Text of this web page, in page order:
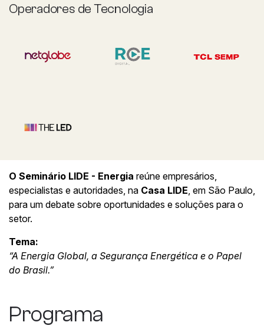
Operadores de Tecnologia
O Seminário LIDE - Energia reúne empresários,
especialistas e autoridades, na Casa LIDE , em São Paulo,
para um debate sobre oportunidades e soluções para o
setor.
Tema:
“A Energia Global, a Segurança Energética e o Papel
do Brasil.”
Programa